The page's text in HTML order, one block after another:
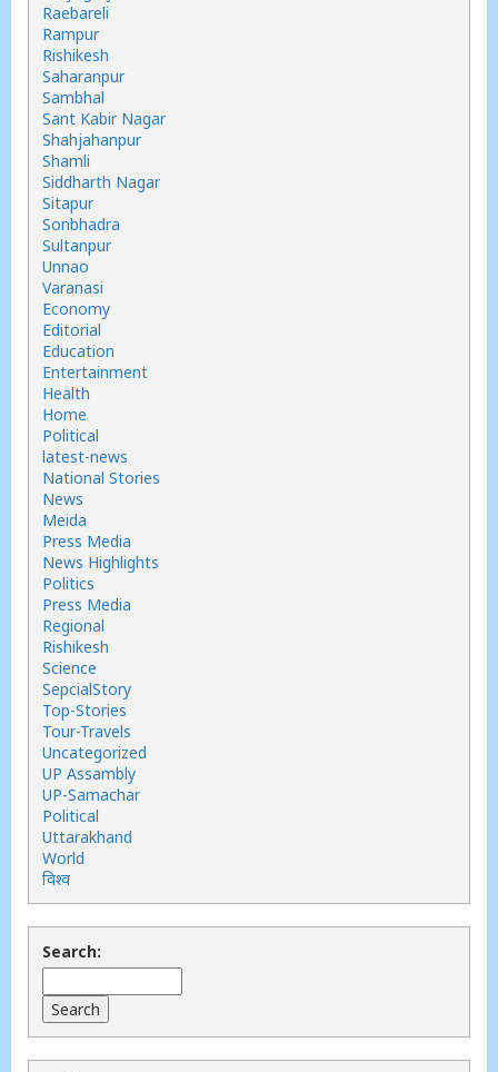
Raebareli
Rampur
Rishikesh
Saharanpur
Sambhal
Sant Kabir Nagar
Shahjahanpur
Shamli
Siddharth Nagar
Sitapur
Sonbhadra
Sultanpur
Unnao
Varanasi
Economy
Editorial
Education
Entertainment
Health
Home
Political
latest-news
National Stories
News
Meida
Press Media
News Highlights
Politics
Press Media
Regional
Rishikesh
Science
SepcialStory
Top-Stories
Tour-Travels
Uncategorized
UP Assambly
UP-Samachar
Political
Uttarakhand
World
विश्व
Search: